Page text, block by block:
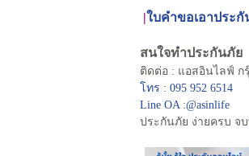
|ใบคำขอเอาประกั
สนใจทำประกันภัย
ติดต่อ : แอสอินไลฟ์ ก
โทร : 095 952 6514
Line OA :@asinlife
ประกันภัย ง่ายครบ จบ